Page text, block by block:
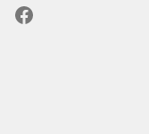
Facebook